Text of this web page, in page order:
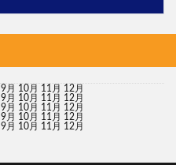
9月 10月 11月 12月
9月 10月 11月 12月
9月 10月 11月 12月
9月 10月 11月 12月
9月 10月 11月 12月